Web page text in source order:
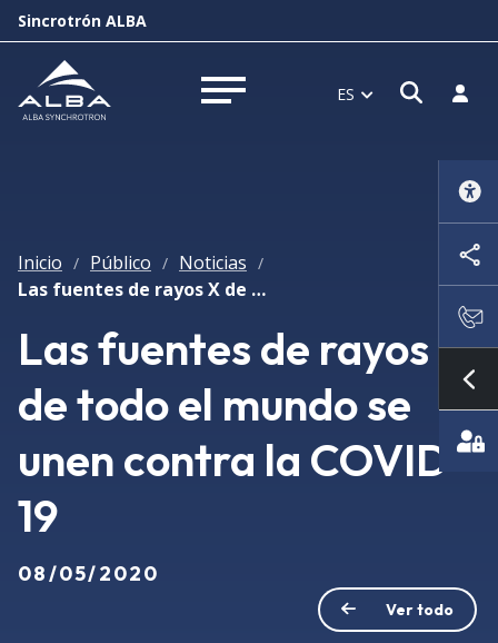
Sincrotrón ALBA
Abrir menú ES Abrir
Inicio / Público / Noticias /
Las fuentes de rayos X de todo el mundo se unen contra la COVID-19
Las fuentes de rayos X
de todo el mundo se
unen contra la COVID-
19
08/05/2020
Ver todo